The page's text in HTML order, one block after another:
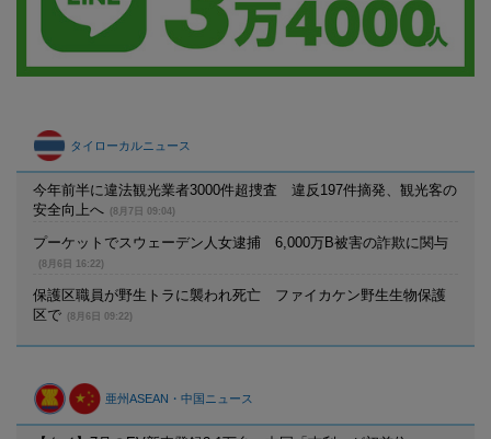
タイローカルニュース
今年前半に違法観光業者3000件超捜査 違反197件摘発、観光客の
安全向上へ
(8月7日 09:04)
プーケットでスウェーデン人女逮捕 6,000万B被害の詐欺に関与
(8月6日 16:22)
保護区職員が野生トラに襲われ死亡 ファイカケン野生生物保護
区で
(8月6日 09:22)
亜州ASEAN・中国ニュース